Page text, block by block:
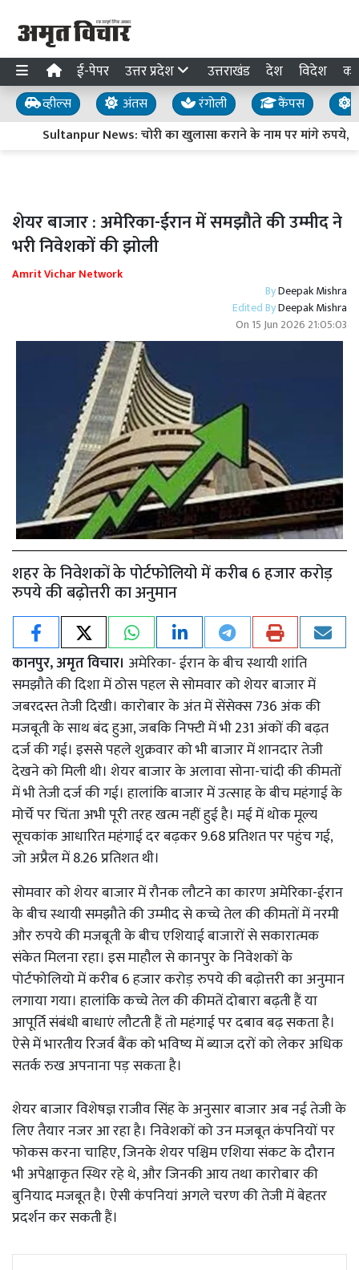
ई-पेपर उत्तर प्रदेश उत्तराखंड देश विदेश
व्हील्स अंतस रंगोली कैंपस
Sultanpur News: चोरी का खुलासा कराने के नाम पर मांगे रुपये,
शेयर बाजार : अमेरिका-ईरान में समझौते की उम्मीद ने
भरी निवेशकों की झोली
Amrit Vichar Network
ByDeepak Mishra
Edited ByDeepak Mishra
On 15 Jun 2026 21:05:03
शहर के निवेशकों के पोर्टफोलियो में करीब 6 हजार करोड़
रुपये की बढ़ोत्तरी का अनुमान
कानपुर, अमृत विचार। अमेरिका- ईरान के बीच स्थायी शांति
समझौते की दिशा में ठोस पहल से सोमवार को शेयर बाजार में
जबरदस्त तेजी दिखी। कारोबार के अंत में सेंसेक्स 736 अंक की
मजबूती के साथ बंद हुआ, जबकि निफ्टी में भी 231 अंकों की बढ़त
दर्ज की गई। इससे पहले शुक्रवार को भी बाजार में शानदार तेजी
देखने को मिली थी। शेयर बाजार के अलावा सोना-चांदी की कीमतों
में भी तेजी दर्ज की गई। हालांकि बाजार में उत्साह के बीच महंगाई के
मोर्चे पर चिंता अभी पूरी तरह खत्म नहीं हुई है। मई में थोक मूल्य
सूचकांक आधारित महंगाई दर बढ़कर 9.68 प्रतिशत पर पहुंच गई,
जो अप्रैल में 8.26 प्रतिशत थी।
सोमवार को शेयर बाजार में रौनक लौटने का कारण अमेरिका-ईरान
के बीच स्थायी समझौते की उम्मीद से कच्चे तेल की कीमतों में नरमी
और रुपये की मजबूती के बीच एशियाई बाजारों से सकारात्मक
संकेत मिलना रहा। इस माहौल से कानपुर के निवेशकों के
पोर्टफोलियो में करीब 6 हजार करोड़ रुपये की बढ़ोत्तरी का अनुमान
लगाया गया। हालांकि कच्चे तेल की कीमतें दोबारा बढ़ती हैं या
आपूर्ति संबंधी बाधाएं लौटती हैं तो महंगाई पर दबाव बढ़ सकता है।
ऐसे में भारतीय रिजर्व बैंक को भविष्य में ब्याज दरों को लेकर अधिक
सतर्क रुख अपनाना पड़ सकता है।
शेयर बाजार विशेषज्ञ राजीव सिंह के अनुसार बाजार अब नई तेजी के
लिए तैयार नजर आ रहा है। निवेशकों को उन मजबूत कंपनियों पर
फोकस करना चाहिए, जिनके शेयर पश्चिम एशिया संकट के दौरान
भी अपेक्षाकृत स्थिर रहे थे, और जिनकी आय तथा कारोबार की
बुनियाद मजबूत है। ऐसी कंपनियां अगले चरण की तेजी में बेहतर
प्रदर्शन कर सकती हैं।